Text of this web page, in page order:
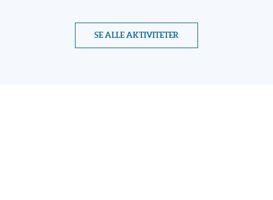
SE ALLE AKTIVITETER